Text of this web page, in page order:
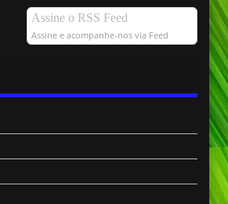
Assine o RSS Feed
Assine e acompanhe-nos via Feed